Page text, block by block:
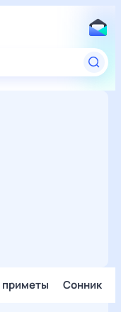
Сонник